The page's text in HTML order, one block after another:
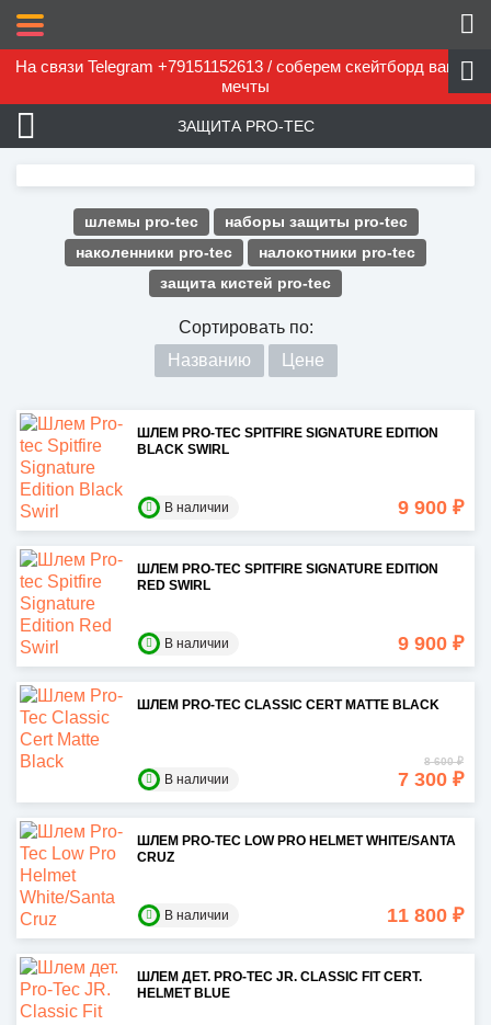
На связи Telegram +79151152613 / соберем скейтборд вашей
мечты
ЗАЩИТА PRO-TEC
шлемы pro-tec
наборы защиты pro-tec
наколенники pro-tec
налокотники pro-tec
защита кистей pro-tec
Сортировать по:
Названию
Цене
ШЛЕМ PRO-TEC SPITFIRE SIGNATURE EDITION
BLACK SWIRL
В наличии 9 900 ₽
ШЛЕМ PRO-TEC SPITFIRE SIGNATURE EDITION
RED SWIRL
В наличии 9 900 ₽
ШЛЕМ PRO-TEC CLASSIC CERT MATTE BLACK
В наличии
8 600 ₽
7 300 ₽
ШЛЕМ PRO-TEC LOW PRO HELMET WHITE/SANTA
CRUZ
В наличии 11 800 ₽
ШЛЕМ ДЕТ. PRO-TEC JR. CLASSIC FIT CERT.
HELMET BLUE